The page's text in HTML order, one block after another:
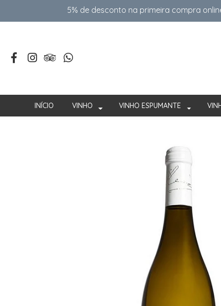
5% de desconto na primeira compra
INÍCIO VINHO VINHO ESPUMANTE